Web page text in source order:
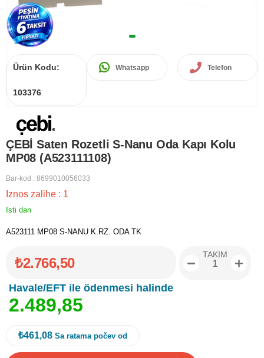
Ürün Kodu:
103376
Whatsapp Telefon
ÇEBİ Saten Rozetli S-Nanu Oda Kapı Kolu
MP08 (A523111108)
Bar-kod : 8699010056033
Iznos zalihe : 1
Isti dan
A523111 MP08 S-NANU K.RZ. ODA TK
₺2.766,50
Havale/EFT ile ödenmesi halinde
2.489,85
TAKIM
₺461,08 Sa ratama počev od